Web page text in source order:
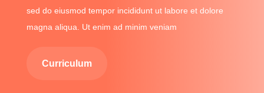
sed do eiusmod tempor incididunt ut labore et dolore
magna aliqua. Ut enim ad minim veniam
Curriculum